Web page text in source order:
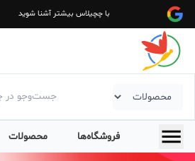
با چچیلاس بیشتر آشنا شوید
فروشگاه‌ها محصولات